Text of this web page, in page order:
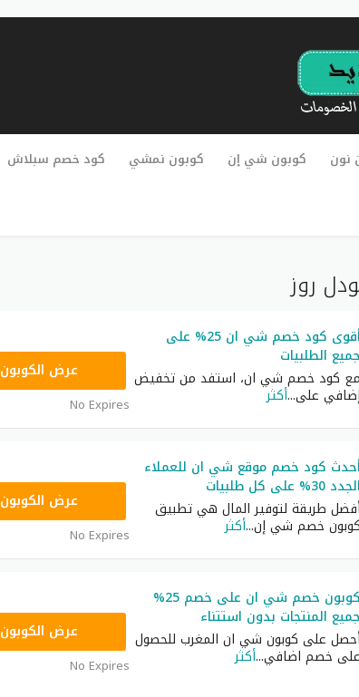
نون كوبون شي إن كوبون نمشي كود خصم سبلاش
روز
أقوى كود خصم شي ان 25% على
جميع الطلبيات
مع كود خصم شي ان، استفد من تخفيض
على...أكثر
عرض الكوبون
No Expires
كود خصم موقع شي ان للعملاء
الجدد 30% على كل طلبيات
طريقة لتوفير المال هي تطبيق
كوبون خصم شي إن...أكثر
عرض الكوبون
No Expires
كوبون خصم شي ان على خصم 25%
جميع المنتجات بدون استتناء
على كوبون شي ان المغرب للحصول
على خصم اضافي...أكثر
عرض الكوبون
No Expires